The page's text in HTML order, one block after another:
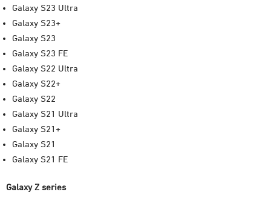
Galaxy S23 Ultra
Galaxy S23+
Galaxy S23
Galaxy S23 FE
Galaxy S22 Ultra
Galaxy S22+
Galaxy S22
Galaxy S21 Ultra
Galaxy S21+
Galaxy S21
Galaxy S21 FE
Galaxy Z series